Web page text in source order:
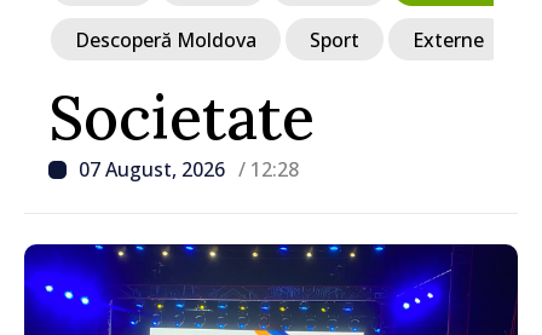
Societate
07 August, 2026 / 12:28
Descoperă Moldova Sport Externe